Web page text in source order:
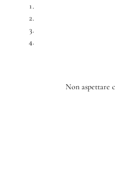
Non aspettare